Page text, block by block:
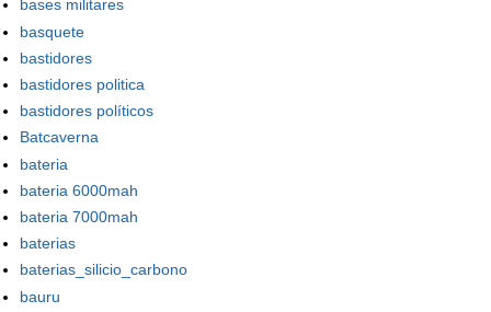
bases militares
basquete
bastidores
bastidores politica
bastidores políticos
Batcaverna
bateria
bateria 6000mah
bateria 7000mah
baterias
baterias_silicio_carbono
bauru